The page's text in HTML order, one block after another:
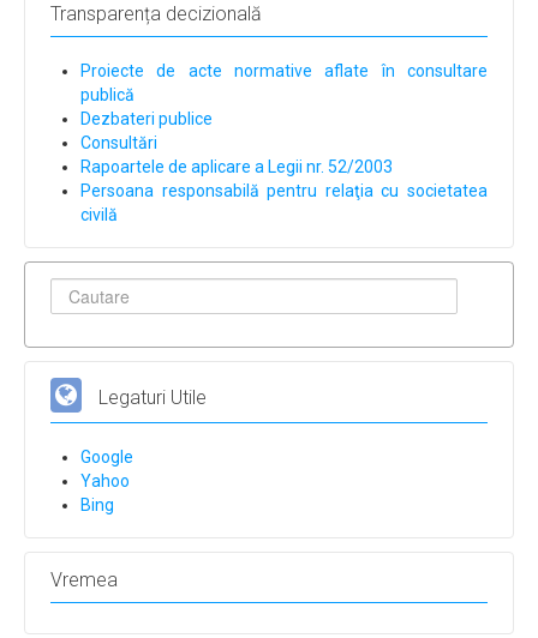
Transparența decizională
Proiecte de acte normative aflate în consultare
publică
Dezbateri publice
Consultări
Rapoartele de aplicare a Legii nr. 52/2003
Persoana responsabilă pentru relaţia cu societatea
civilă
Legaturi Utile
Google
Yahoo
Bing
Vremea